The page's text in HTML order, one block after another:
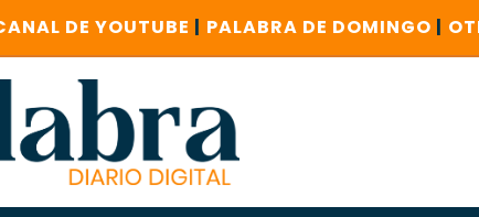
DE YOUTUBE | PALABRA DE DOMINGO |